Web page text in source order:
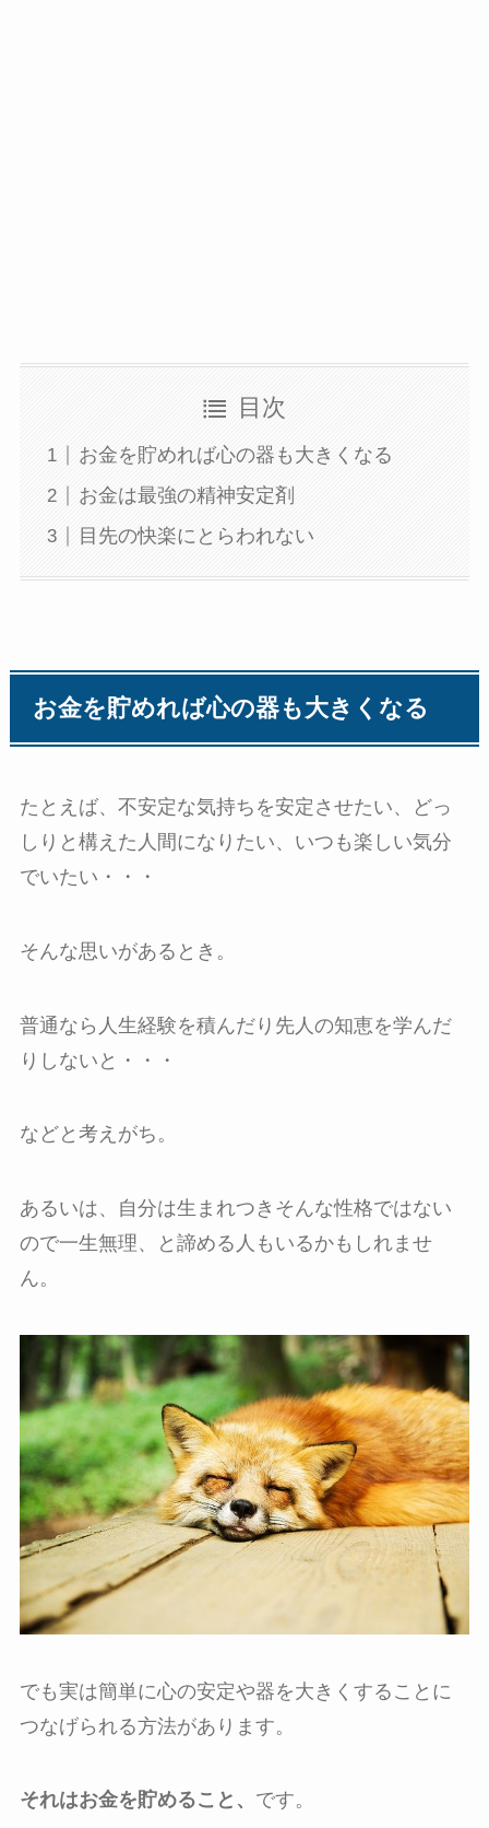
目次
お金を貯めれば心の器も大きくなる
お金は最強の精神安定剤
目先の快楽にとらわれない
お金を貯めれば心の器も大きくなる
たとえば、不安定な気持ちを安定させたい、どっ
しりと構えた人間になりたい、いつも楽しい気分
でいたい・・・
そんな思いがあるとき。
普通なら人生経験を積んだり先人の知恵を学んだ
りしないと・・・
などと考えがち。
あるいは、自分は生まれつきそんな性格ではない
ので一生無理、と諦める人もいるかもしれませ
ん。
でも実は簡単に心の安定や器を大きくすることに
つなげられる方法があります。
それはお金を貯めること、 です。